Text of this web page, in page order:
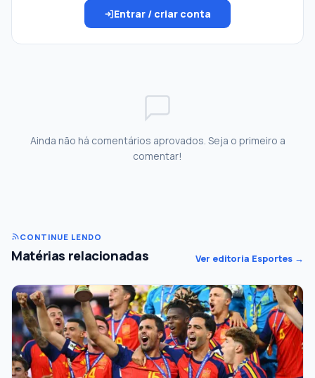
Entrar / criar conta
Ainda não há comentários aprovados. Seja o primeiro a
comentar!
CONTINUE LENDO
Matérias relacionadas Ver editoria Esportes →